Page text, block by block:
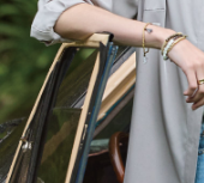
權轉讓予恩沛科技股份有
２．關於個人資料處理事宜
https://aftee.tw/terms/
３．未成年的使用者請事
「AFTEE先享後付」，若
任。
４．使用「AFTEE先享後
時審查核予不同之上限額
每筆NT$120，滿
宅配
每筆NT$120，滿
宅配離島
每筆NT$120，滿